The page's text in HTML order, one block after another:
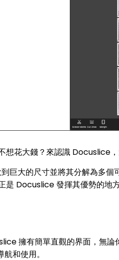
想花大錢？來認識 Docuslice
巨大的尺寸並將其分解為多個
是 Docuslice 發揮其優勢的地
擁有簡單直觀的界面，無
和使用。